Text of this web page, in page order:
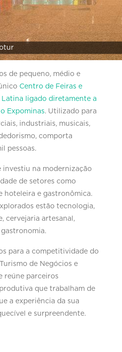
de pequeno, médio e
Centro de Feiras e
Latina ligado diretamente a
Expominas. Utilizado para
industriais, musicais,
comporta
pessoas.
investiu na modernização
de setores como
hoteleira e gastronômica.
estão tecnologia,
cervejaria artesanal,
gastronomia.
para a competitividade do
de Negócios e
reúne parceiros
que trabalham de
a experiência da sua
e surpreendente.